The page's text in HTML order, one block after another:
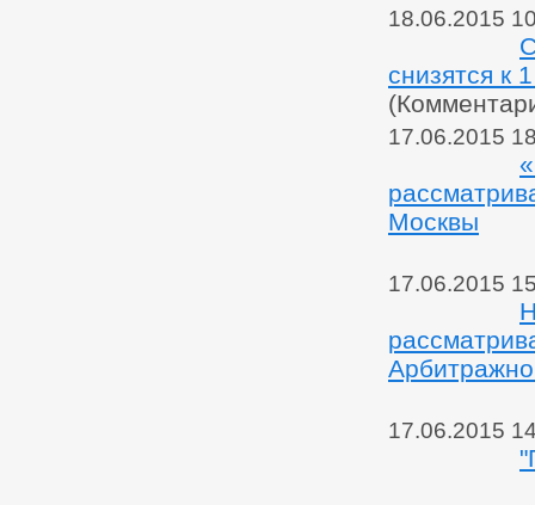
18.06.2015
снизятся к
17.06.2015
Москвы
17.06.2015
17.06.2015